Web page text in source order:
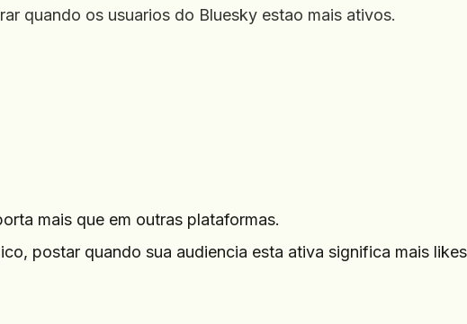
quando os usuarios do Bluesky estao mais ativos.
mais que em outras plataformas.
postar quando sua audiencia esta ativa significa mais